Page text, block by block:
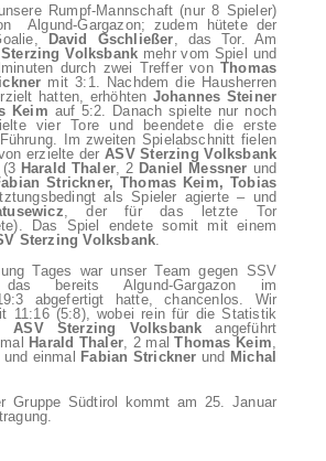
Rumpf-Mannschaft (nur 8 Spieler)
Algund-Gargazon; zudem hütete der
David Gschließer , das Tor. Am
Volksbank mehr vom Spiel und
durch zwei Treffer von Thomas
mit 3:1. Nachdem die Hausherren
hatten, erhöhten Johannes Steiner
Keim auf 5:2. Danach spielte nur noch
vier Tore und beendete die erste
Im zweiten Spielabschnitt fielen
erzielte derASV Sterzing Volksbank
Harald Thaler , 2 Daniel Messner und
Strickner, Thomas Keim, Tobias
als Spieler agierte – und
, der für das letzte Tor
Das Spiel endete somit mit einem
Sterzing Volksbank
Tages war unser Team gegen SSV
bereits Algund-Gargazon im
abgefertigt hatte, chancenlos. Wir
11:16 (5:8), wobei rein für die Statistik
ASV Sterzing Volksbank angeführt
Harald Thaler , 2 malThomas Keim
und einmal Fabian Strickner und Michal
Gruppe Südtirol kommt am 25. Januar